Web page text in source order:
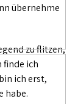
übernehme
zu flitzen,
finde ich
ich erst,
habe.